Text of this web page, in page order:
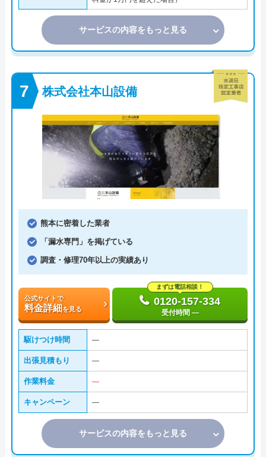
サービスの内容をもっと見る
株式会社本山設備
熊本に密着した業者
「漏水専門」を掲げている
調査・修理70年以上の実績あり
公式サイトで
料金詳細を見る
まずは電話相談！
0120-157-334
受付時間 ―
駆けつけ時間 ―
出張見積もり ―
作業料金 ―
キャンペーン ―
サービスの内容をもっと見る